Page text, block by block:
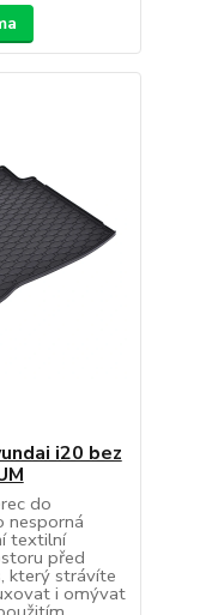
i20 bez
do
nesporná
textilní
před
který strávíte
i omývat